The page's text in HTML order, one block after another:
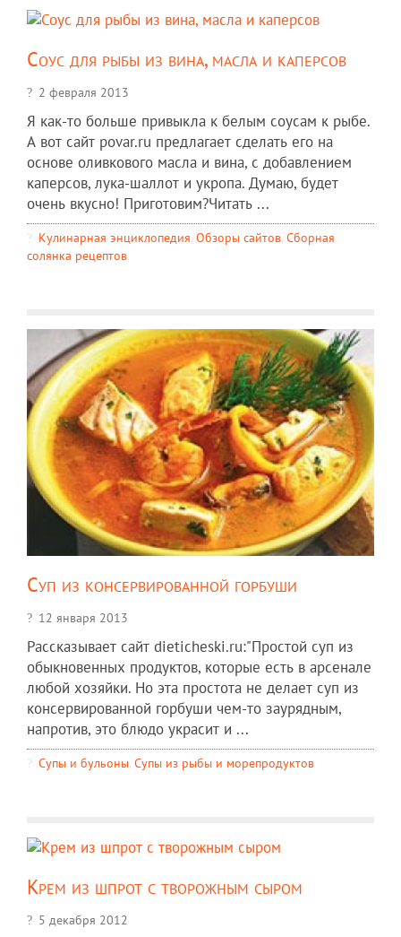
Соус для рыбы из вина, масла и каперсов
2 февраля 2013
Я как-то больше привыкла к белым соусам к рыбе.
А вот сайт povar.ru предлагает сделать его на
основе оливкового масла и вина, с добавлением
каперсов, лука-шаллот и укропа. Думаю, будет
очень вкусно! Приготовим?Читать ...
Кулинарная энциклопедия, Обзоры сайтов, Сборная
солянка рецептов
Суп из консервированной горбуши
12 января 2013
Рассказывает сайт dieticheski.ru:"Простой суп из
обыкновенных продуктов, которые есть в арсенале
любой хозяйки. Но эта простота не делает суп из
консервированной горбуши чем-то заурядным,
напротив, это блюдо украсит и ...
Супы и бульоны, Супы из рыбы и морепродуктов
Крем из шпрот с творожным сыром
5 декабря 2012